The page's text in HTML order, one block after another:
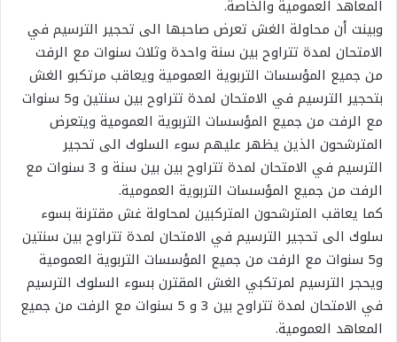
المعاهد العمومية والخاصة.
وبينت أن محاولة الغش تعرض صاحبها الى تحجير الترسيم في
الامتحان لمدة تتراوح بين سنة واحدة وثلاث سنوات مع الرفت
من جميع المؤسسات التربوية العمومية ويعاقب مرتكبو الغش
بتحجير الترسيم في الامتحان لمدة تتراوح بين سنتين و5 سنوات
مع الرفت من جميع المؤسسات التربوية العمومية ويتعرض
المترشحون الذين يظهر عليهم سوء السلوك الى تحجير
الترسيم في الامتحان لمدة تتراوح بين بين سنة و 3 سنوات مع
الرفت من جميع المؤسسات التربوية العمومية.
كما يعاقب المترشحون المتركبين لمحاولة غش مقترنة بسوء
سلوك الى تحجير الترسيم في الامتحان لمدة تتراوح بين سنتين
و5 سنوات مع الرفت من جميع المؤسسات التربوية العمومية
ويحجر الترسيم لمرتكبي الغش المقترن بسوء السلوك الترسيم
في الامتحان لمدة تتراوح بين 3 و 5 سنوات مع الرفت من جميع
المعاهد العمومية.